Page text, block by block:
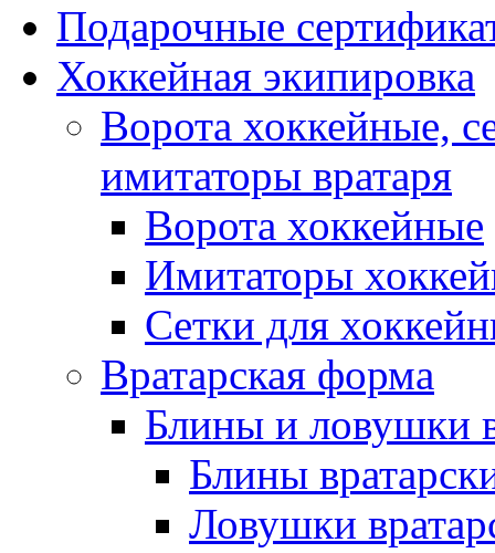
Подарочные
Хоккейная экипировка
Ворота хоккейные,
имитаторы вратаря
Ворота хоккейные
Имитаторы
Сетки для
Вратарская форма
Блины и ловушки
Блины
Ловушки